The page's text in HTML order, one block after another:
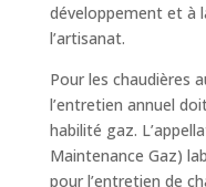
développement et à
l’artisanat.
Pour les chaudières
l’entretien annuel
habilité gaz.
Maintenance Gaz)
pour l’entretien de